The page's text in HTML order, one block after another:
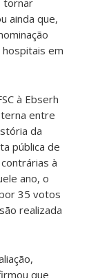
ainda que,
hospitais em
à Ebserh
entre
da
pública de
à
ano, o
35 votos
realizada
que